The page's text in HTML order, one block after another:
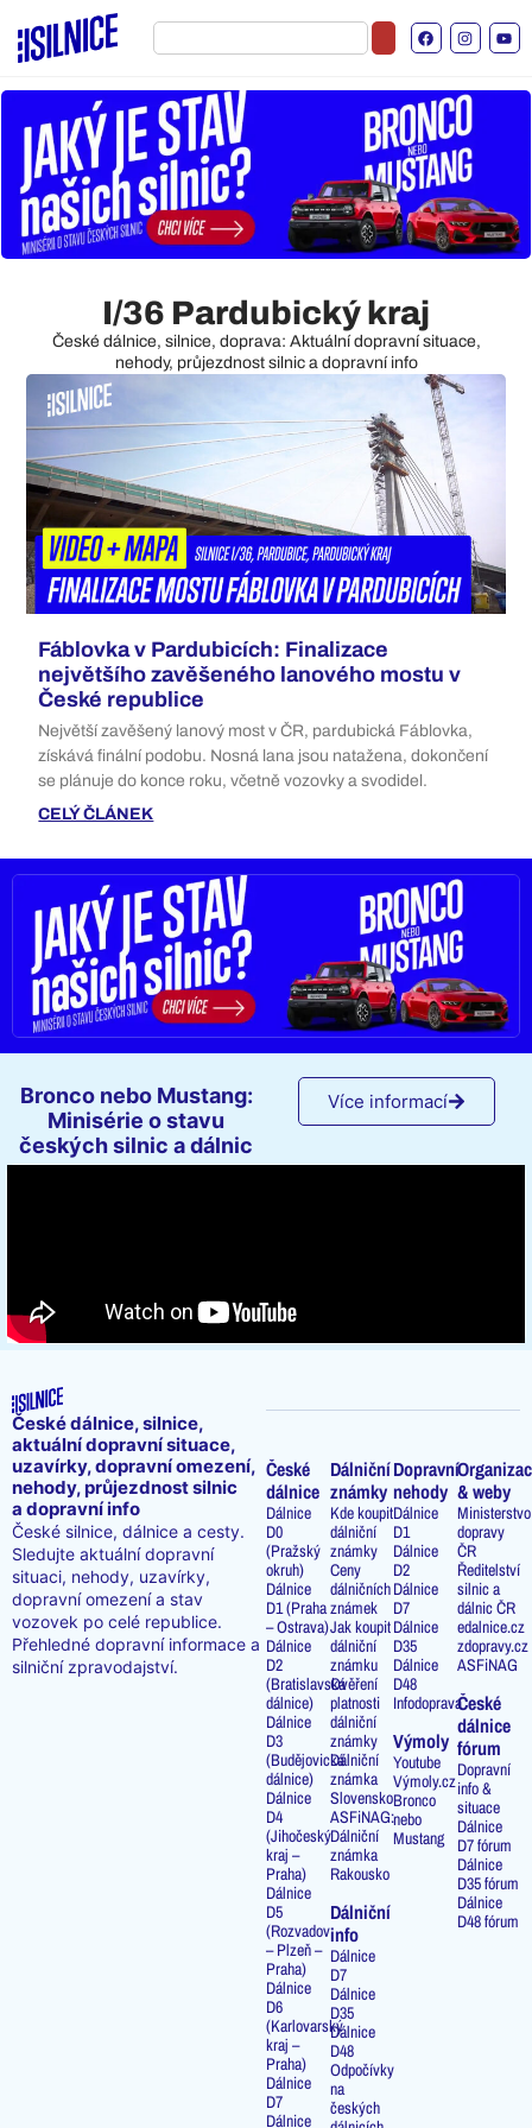
I/36 Pardubický kraj
České dálnice, silnice, doprava: Aktuální dopravní situace,
nehody, průjezdnost silnic a dopravní info
Fáblovka v Pardubicích: Finalizace
největšího zavěšeného lanového mostu v
České republice
Největší zavěšený lanový most v ČR, pardubická Fáblovka,
získává finální podobu. Nosná lana jsou natažena, dokončení
se plánuje do konce roku, včetně vozovky a svodidel.
CELÝ ČLÁNEK
Bronco nebo Mustang:
Minisérie o stavu
českých silnic a dálnic
Více informací
České dálnice, silnice,
aktuální dopravní situace,
uzavírky, dopravní omezení,
nehody, průjezdnost silnic
a dopravní info
České silnice, dálnice a cesty.
Sledujte aktuální dopravní
situaci, nehody, uzavírky,
dopravní omezení a stav
vozovek po celé republice.
Přehledné dopravní informace a
silniční zpravodajství.
České
dálnice
Dálnice
D0
(Pražský
okruh)
Dálnice
D1 (Praha
– Ostrava)
Dálnice
D2
(Bratislavská
dálnice)
Dálnice
D3
(Budějovická
dálnice)
Dálnice
D4
(Jihočeský
kraj –
Praha)
Dálnice
D5
(Rozvadov
– Plzeň –
Praha)
Dálnice
D6
(Karlovarský
kraj –
Praha)
Dálnice
D7
Dálnice
Dálniční
známky
Kde koupit
dálniční
známky
Ceny
dálničních
známek
Jak koupit
dálniční
známku
Ověření
platnosti
dálniční
známky
Dálniční
známka
Slovensko
ASFiNAG:
Dálniční
známka
Rakousko
Dálniční
info
Dálnice
D7
Dálnice
D35
Dálnice
D48
Odpočívky
na
českých
Dopravní
nehody
Dálnice
D1
Dálnice
D2
Dálnice
D7
Dálnice
D35
Dálnice
D48
Infodoprava
Výmoly
Youtube
Výmoly.cz
Bronco
nebo
Mustang
& weby
Ministerstvo
dopravy
ČR
Ředitelství
silnic a
dálnic ČR
edalnice.cz
zdopravy.cz
ASFiNAG
České
dálnice
fórum
Dopravní
info &
situace
Dálnice
D7 fórum
Dálnice
D35 fórum
Dálnice
D48 fórum